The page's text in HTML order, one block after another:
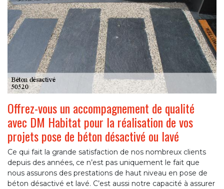
Offrez-vous un accompagnement de qualité
avec DM Habitat pour la réalisation de vos
projets pose de béton désactivé ou lavé
Ce qui fait la grande satisfaction de nos nombreux clients
depuis des années, ce n’est pas uniquement le fait que
nous assurons des prestations de haut niveau en pose de
béton désactivé et lavé. C’est aussi notre capacité à assurer